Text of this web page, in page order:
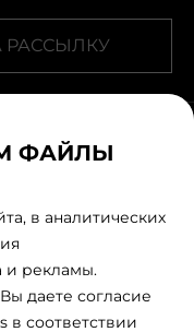
РАССЫЛКУ
ФАЙЛЫ
в аналитических
и рекламы.
даете согласие
в соответствии